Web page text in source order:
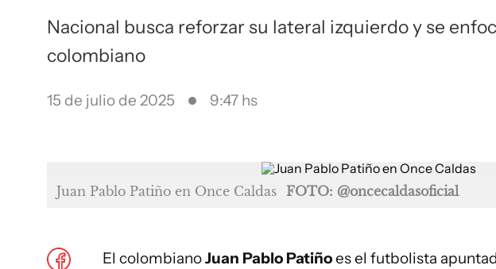
Nacional busca reforzar su lateral izquierdo y se
colombiano
15 de julio de 2025 9:47 hs
Juan Pablo Patiño en Once Caldas FOTO: @oncecaldasoficial
El colombianoJuan Pablo Patiñoes el futbolista